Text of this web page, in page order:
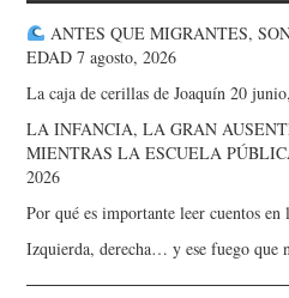
ANTES QUE MIGRANTES,
EDAD 7 agosto, 2026
La caja de cerillas de Joaquín 20
LA INFANCIA, LA GRAN
MIENTRAS LA ESCUELA
2026
Por qué es importante leer cuentos en
Izquierda, derecha… y ese fuego que